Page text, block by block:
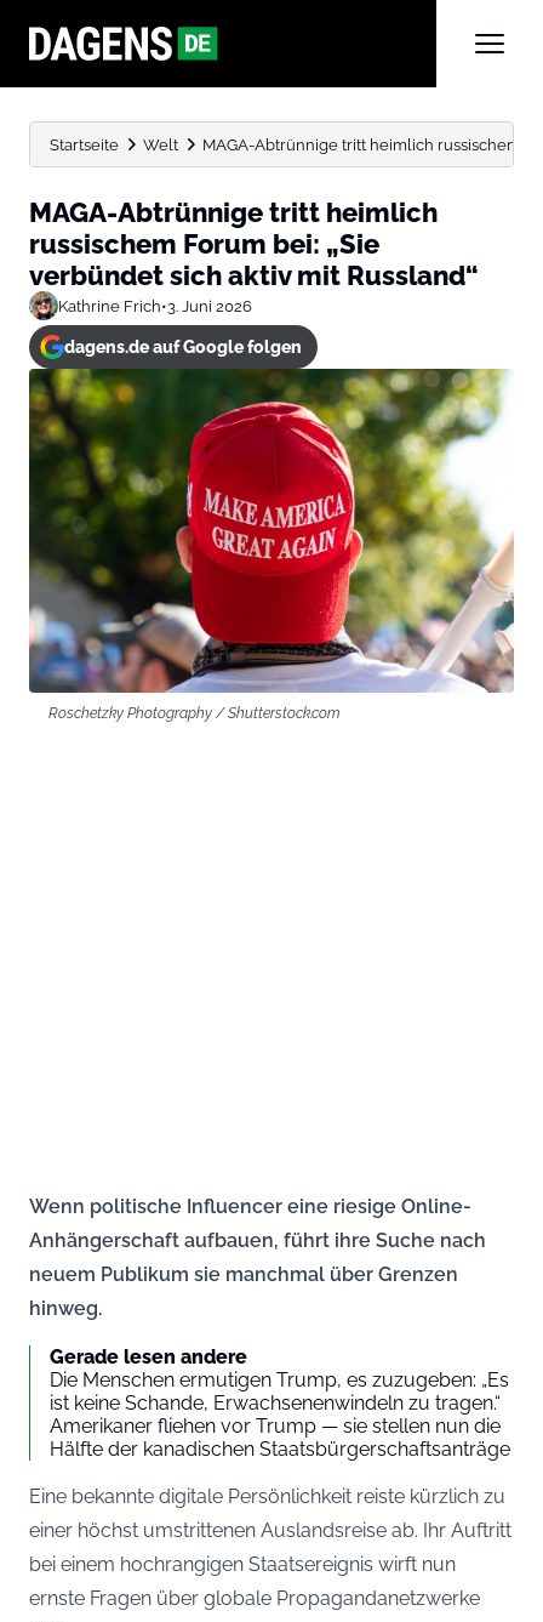
Startseite Welt MAGA-Abtrünnige tritt heimlich russischem
MAGA-Abtrünnige tritt heimlich
russischem Forum bei: „Sie
verbündet sich aktiv mit Russland“
Kathrine Frich•3. Juni 2026
dagens.de auf Google folgen
Roschetzky Photography / Shutterstock.com
Wenn politische Influencer eine riesige Online-
Anhängerschaft aufbauen, führt ihre Suche nach
neuem Publikum sie manchmal über Grenzen
hinweg.
Gerade lesen andere
Die Menschen ermutigen Trump, es zuzugeben: „Es
ist keine Schande, Erwachsenenwindeln zu tragen.“
Amerikaner fliehen vor Trump — sie stellen nun die
Hälfte der kanadischen Staatsbürgerschaftsanträge
Eine bekannte digitale Persönlichkeit reiste kürzlich zu
einer höchst umstrittenen Auslandsreise ab. Ihr Auftritt
bei einem hochrangigen Staatsereignis wirft nun
ernste Fragen über globale Propagandanetzwerke